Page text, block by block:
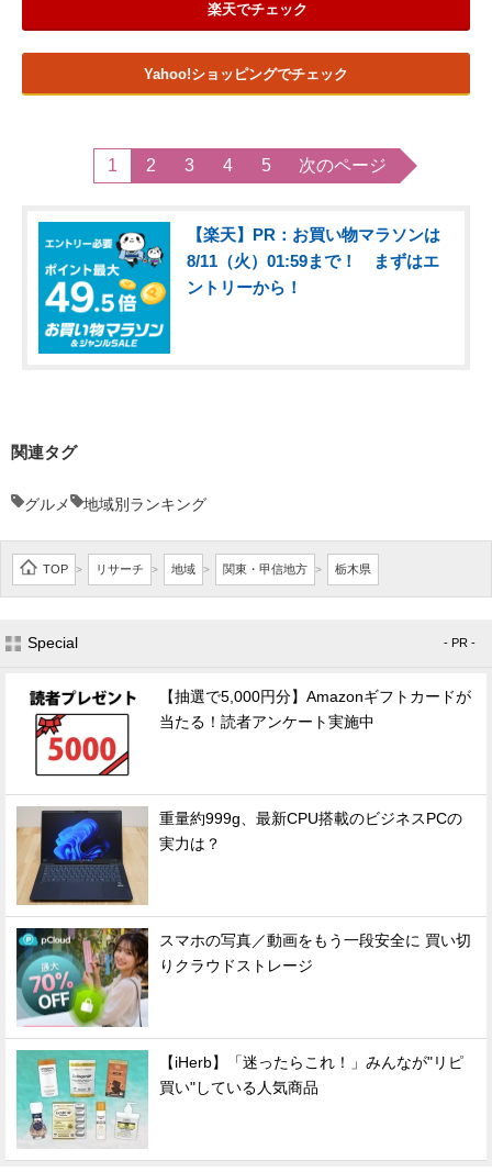
楽天でチェック
Yahoo!ショッピングでチェック
1 2 3 4 5 次のページ
【楽天】PR：お買い物マラソンは
8/11（火）01:59まで！ まずはエ
ントリーから！
関連タグ
グルメ 地域別ランキング
TOP > リサーチ > 地域 > 関東・甲信地方 > 栃木県
Special - PR -
【抽選で5,000円分】Amazonギフトカードが
当たる！読者アンケート実施中
重量約999g、最新CPU搭載のビジネスPCの
実力は？
スマホの写真／動画をもう一段安全に 買い切
りクラウドストレージ
【iHerb】「迷ったらこれ！」みんなが"リピ
買い"している人気商品